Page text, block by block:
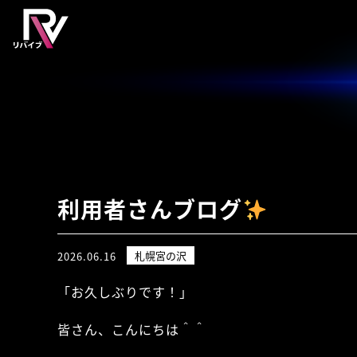
利用者さんブログ
2026.06.16 札幌宮の沢
「お久しぶりです！」
皆さん、こんにちは＾＾